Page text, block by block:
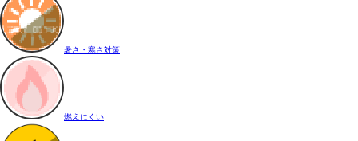
暑さ・寒さ対策
燃えにくい